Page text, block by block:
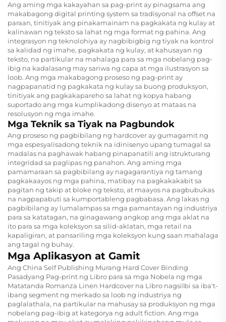
Ang aming mga kakayahan sa pag-print ay pinagsama ang
makabagong digital printing system sa tradisyonal na offset na
paraan, tinitiyak ang pinakamainam na pagkakata ng kulay at
kalinawan ng teksto sa lahat ng mga format ng pahina. Ang
integrasyon ng teknolohiya ay nagbibigbig ng tiyak na kontrol
sa kalidad ng imahe, pagkakata ng kulay, at kahusayan ng
teksto, na partikular na mahalaga para sa mga nobelang pag-
ibig na kadalasang may sariwa ng capa at mga ilustrasyon sa
loob. Ang mga makabagong proseso ng pag-print ay
nagpapanatid ng pagkakata ng kulay sa buong produksyon,
tinitiyak ang pagkakapareho sa lahat ng kopya habang
suportado ang mga kumplikadong disenyo at mataas na
resolusyon ng mga imahe.
Mga Teknik sa Tiyak na Pagbundok
Ang proseso ng pagbibilang ng hardcover ay gumagamit ng
mga espesyalisadong teknik na idinisenyo upang tumagal sa
madalas na paghawak habang pinapanatili ang istrukturang
integridad sa paglipas ng panahon. Ang aming mga
pamamaraan sa pagbibilang ay nagagarantiya ng tamang
pagkakaayos ng mga pahina, matibay na pagkakakabit sa
pagitan ng takip at bloke ng teksto, at maayos na pagbubukas
na nagpapabuti sa kumportableng pagbabasa. Ang lakas ng
pagbibilang ay lumalampas sa mga pamantayan ng industriya
para sa katatagan, na ginagawang angkop ang mga aklat na
ito para sa mga koleksyon sa silid-aklatan, mga retail na
kapaligiran, at pansariling mga koleksyon kung saan mahalaga
ang tagal ng buhay.
Mga Aplikasyon at Gamit
Ang China Self Publishing Murang Hard Cover Binding
Pasadyang Pag-print ng Libro para sa mga Nobela ng mga
Matatanda Romanza Linen Hardcover na Libro nagsilbi sa iba't-
ibang segment ng merkado sa loob ng industriya ng
paglalathala, na partikular na mahusay sa produksyon ng mga
nobelang pag-ibig at kategorya ng adult fiction. Ang mga